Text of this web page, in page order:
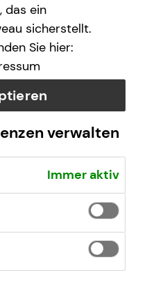
Standardkonzepte
Empfehlungen
Ansatz mit Weitblick
zudem das
Frauen ermutigen,
gestalten, Vermögen
Sicherheit,
das ein
sicherstellt.
Sie hier:
verwalten
Immer aktiv